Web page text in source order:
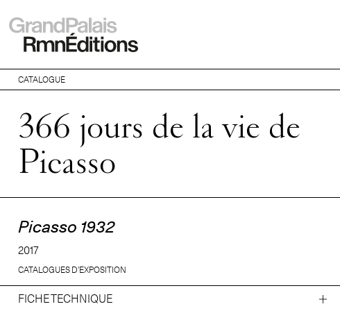
CATALOGUE
366 jours de la vie de
Picasso
Picasso 1932
2017
CATALOGUES D’EXPOSITION
FICHE TECHNIQUE